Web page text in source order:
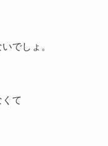
でしょ。
て